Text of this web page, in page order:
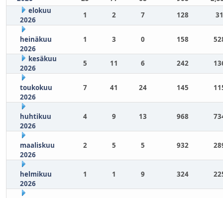
elokuu
2026
1 2 7 128
heinäkuu
2026
1 3 0 158
kesäkuu
2026
5 11 6 242
toukokuu
2026
7 41 24 145
huhtikuu
2026
4 9 13 968
maaliskuu
2026
2 5 5 932
helmikuu
2026
1 1 9 324